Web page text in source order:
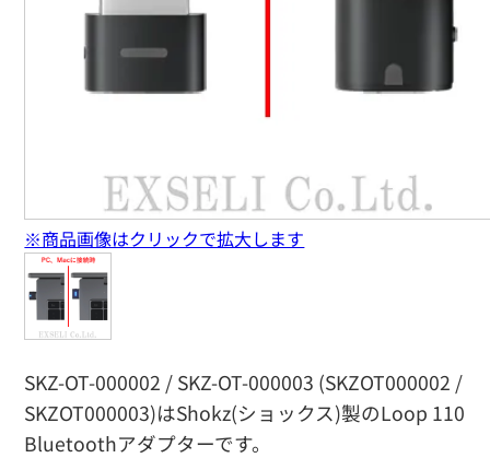
SKZ-OT-000002 / SKZ-OT-000003 (SKZOT000002 /
SKZOT000003)はShokz(ショックス)製のLoop 110
Bluetoothアダプターです。
※商品画像はクリックで拡大します